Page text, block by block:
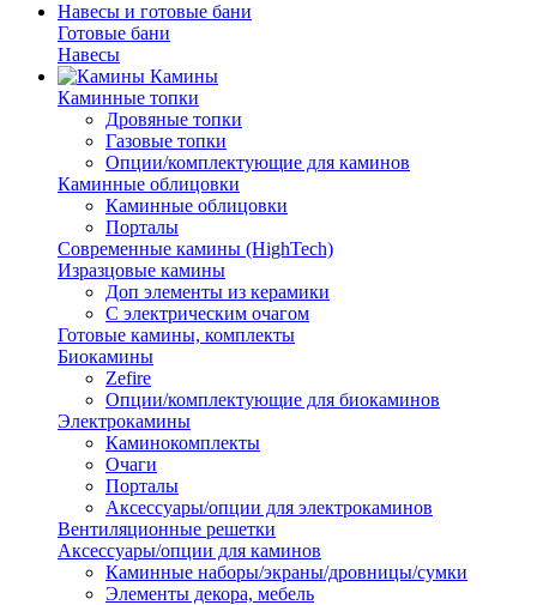
Навесы и готовые бани
Готовые бани
Навесы
Камины
Каминные топки
Дровяные топки
Газовые топки
Опции/комплектующие для каминов
Каминные облицовки
Каминные облицовки
Порталы
Современные камины (HighTech)
Изразцовые камины
Доп элементы из керамики
С электрическим очагом
Готовые камины, комплекты
Биокамины
Zefire
Опции/комплектующие для биокаминов
Электрокамины
Каминокомплекты
Очаги
Порталы
Аксессуары/опции для электрокаминов
Вентиляционные решетки
Аксессуары/опции для каминов
Каминные наборы/экраны/дровницы/сумки
Элементы декора, мебель